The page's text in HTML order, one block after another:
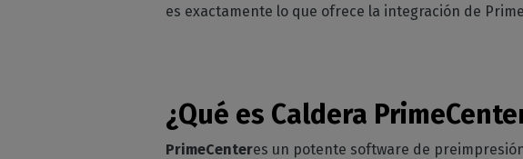
Software RIP para impresión
es exactamente lo que ofrece la integración de
¿Qué es Caldera
PrimeCenteres un potente software de